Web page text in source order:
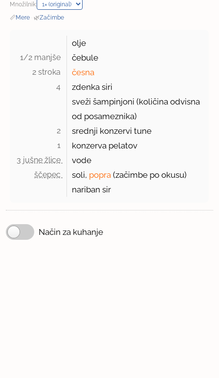
Množilnik:
📏Mere · 🌿Začimbe
olje
1/2 manjše čebule
2 stroka česna
4
zdenka siri
sveži šampinjoni (količina odvisna
od posameznika)
2 srednji konzervi tune
1 konzerva pelatov
3 jušne žlice vode
ščepec soli, popra (začimbe po okusu)
nariban sir
Način za kuhanje